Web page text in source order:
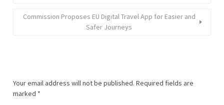
Commission Proposes EU Digital Travel App for Easier and
Safer Journeys
Your email address will not be published. Required fields are
marked *